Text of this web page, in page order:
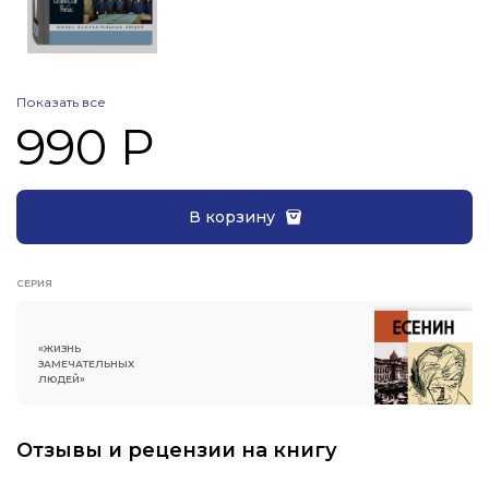
Валентина Фалина, Георгия Корниенко, Эгона Бара и
других. Второе издание дополнено новыми
Показать все
990 Р
В корзину
СЕРИЯ
«ЖИЗНЬ
ЗАМЕЧАТЕЛЬНЫХ
ЛЮДЕЙ»
Отзывы и рецензии на книгу